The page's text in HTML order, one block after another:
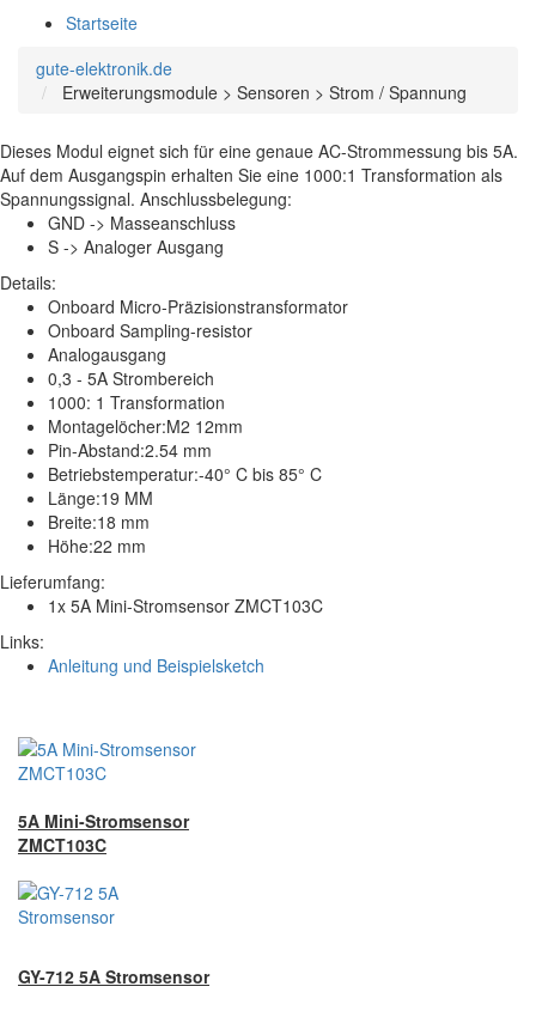
Startseite
gute-elektronik.de
Erweiterungsmodule > Sensoren > Strom / Spannung
Dieses Modul eignet sich für eine genaue AC-Strommessung bis 5A.
Auf dem Ausgangspin erhalten Sie eine 1000:1 Transformation als
Spannungssignal. Anschlussbelegung:
GND -> Masseanschluss
S -> Analoger Ausgang
Details:
Onboard Micro-Präzisionstransformator
Onboard Sampling-resistor
Analogausgang
0,3 - 5A Strombereich
1000: 1 Transformation
Montagelöcher:M2 12mm
Pin-Abstand:2.54 mm
Betriebstemperatur:-40° C bis 85° C
Länge:19 MM
Breite:18 mm
Höhe:22 mm
Lieferumfang:
1x 5A Mini-Stromsensor ZMCT103C
Links:
Anleitung und Beispielsketch
5A Mini-Stromsensor
ZMCT103C
GY-712 5A Stromsensor